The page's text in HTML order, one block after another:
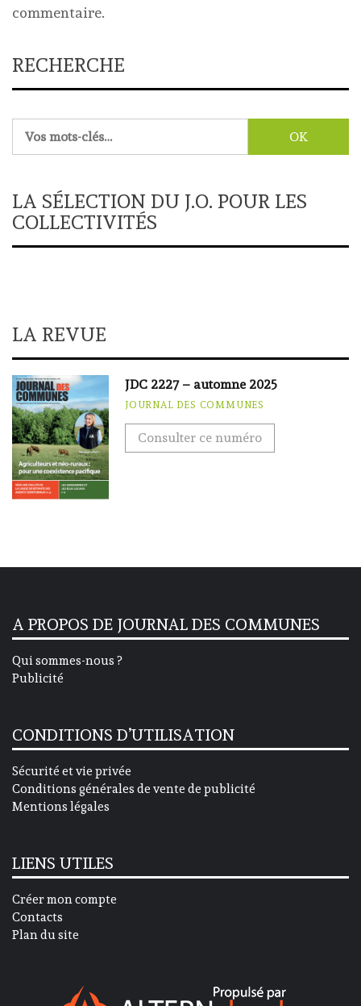
commentaire.
RECHERCHE
LA SÉLECTION DU J.O. POUR LES
COLLECTIVITÉS
LA REVUE
JDC 2227 – automne 2025
JOURNAL DES COMMUNES
Consulter ce numéro
A PROPOS DE JOURNAL DES COMMUNES
Qui sommes-nous ?
Publicité
CONDITIONS D’UTILISATION
Sécurité et vie privée
Conditions générales de vente de publicité
Mentions légales
LIENS UTILES
Créer mon compte
Contacts
Plan du site